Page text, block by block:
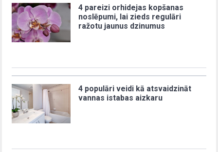
4 pareizi orhidejas kopšanas
noslēpumi, lai zieds regulāri
ražotu jaunus dzinumus
4 populāri veidi kā atsvaidzināt
vannas istabas aizkaru